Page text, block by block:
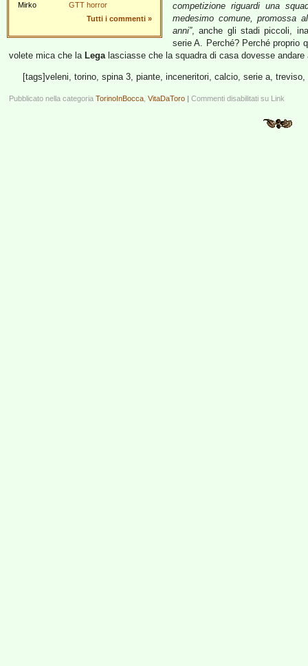
Mirko
GTT horror
Tutti i commenti »
competizione riguardi una
medesimo comune, promossa
anni”, anche gli stadi piccoli,
serie A. Perché? Perché proprio
volete mica che la Legalasciasse che la squadra di casa dovesse andare
[tags]veleni, torino, spina 3, piante, inceneritori, calcio, serie a,
Pubblicato nella categoria TorinoInBocca VitaDaToro | Commenti disabilitati su Link